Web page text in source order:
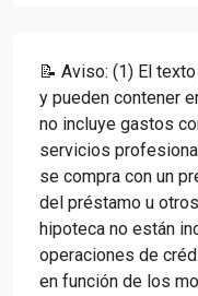
📝 Aviso: (1) El
y pueden contener
no incluye gastos
servicios
se compra con un
del préstamo u
hipoteca no están
operaciones de
en función de los